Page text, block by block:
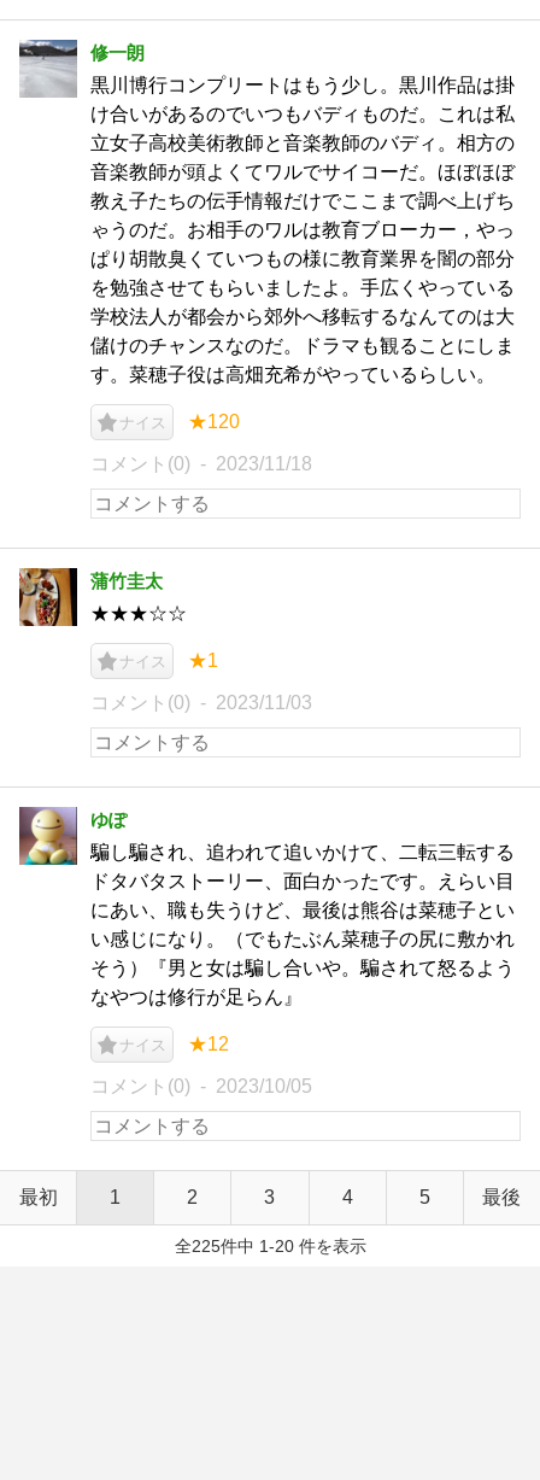
修一朗
黒川博行コンプリートはもう少し。黒川作品は掛
け合いがあるのでいつもバディものだ。これは私
立女子高校美術教師と音楽教師のバディ。相方の
音楽教師が頭よくてワルでサイコーだ。ほぼほぼ
教え子たちの伝手情報だけでここまで調べ上げち
ゃうのだ。お相手のワルは教育ブローカー，やっ
ぱり胡散臭くていつもの様に教育業界を闇の部分
を勉強させてもらいましたよ。手広くやっている
学校法人が都会から郊外へ移転するなんてのは大
儲けのチャンスなのだ。ドラマも観ることにしま
す。菜穂子役は高畑充希がやっているらしい。
ナイス ★120
コメント(0) 2023/11/18
蒲竹圭太
★★★☆☆
ナイス ★1
コメント(0) 2023/11/03
ゆぽ
騙し騙され、追われて追いかけて、二転三転する
ドタバタストーリー、面白かったです。えらい目
にあい、職も失うけど、最後は熊谷は菜穂子とい
い感じになり。（でもたぶん菜穂子の尻に敷かれ
そう）『男と女は騙し合いや。騙されて怒るよう
なやつは修行が足らん』
ナイス ★12
コメント(0) 2023/10/05
最初 1 2 3 4 5 最後
全225件中 1-20 件を表示